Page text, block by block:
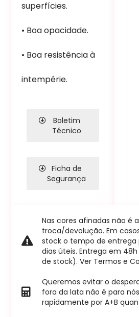
superfícies.
• Boa opacidade.
• Boa resistência à
intempérie.
Boletim
Técnico
Ficha de
Segurança
Nas cores afinadas não é
troca/devolução. Em
stock o tempo de entrega
dias úteis. Entrega em
de stock). Ver Termos e
Queremos evitar o
fora da lata não é para
rapidamente por A+B